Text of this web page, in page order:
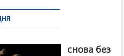
снова без